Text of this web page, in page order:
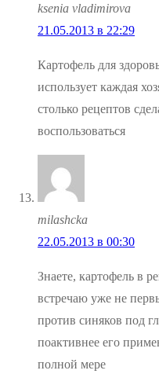
ksenia vladimirova
21.05.2013 в 22:29
Картофель для
использует каждая
столько рецептов
воспользоваться
milashcka
22.05.2013 в 00:30
Знаете, картофель в
встречаю уже не
против синяков под
поактивнее его
полной мере